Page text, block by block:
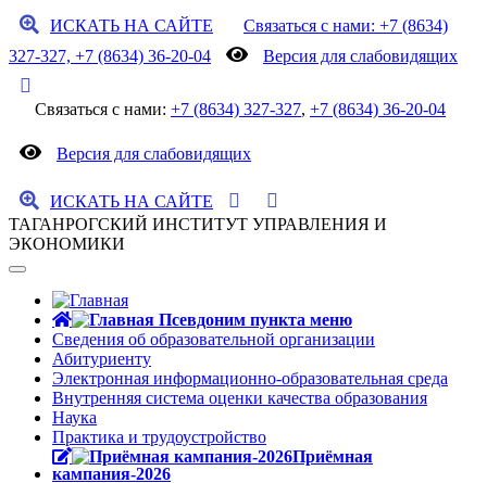
ИСКАТЬ НА САЙТЕ
Связаться с нами: +7 (8634)
327-327, +7 (8634) 36-20-04
Версия для слабовидящих
Связаться с нами: +7 (8634) 327-327, +7 (8634) 36-20-04
Версия для слабовидящих
ИСКАТЬ НА САЙТЕ
ТАГАНРОГСКИЙ ИНСТИТУТ УПРАВЛЕНИЯ И
ЭКОНОМИКИ
Сведения об образовательной организации
Абитуриенту
Электронная информационно-образовательная среда
Внутренняя система оценки качества образования
Наука
Практика и трудоустройство
Приёмная
кампания-2026